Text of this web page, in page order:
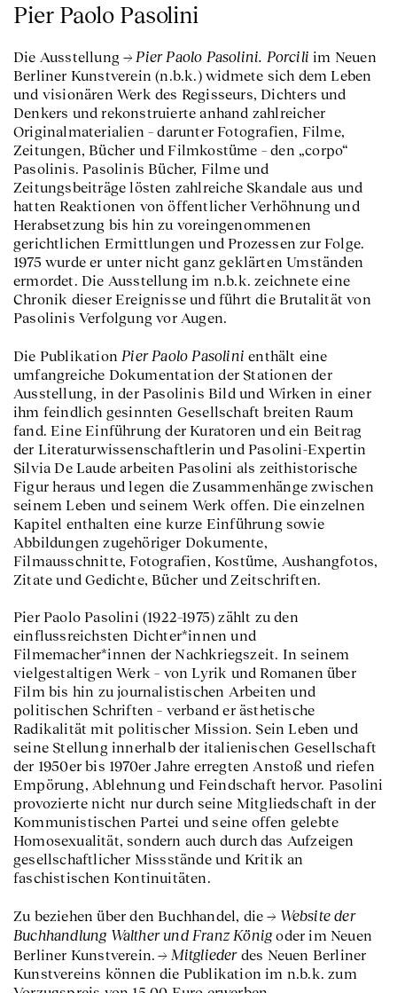
Pier Paolo Pasolini
Die Ausstellung Pier Paolo Pasolini. Porcili im Neuen
Berliner Kunstverein (n.b.k.) widmete sich dem Leben
und visionären Werk des Regisseurs, Dichters und
Denkers und rekonstruierte anhand zahlreicher
Originalmaterialien – darunter Fotografien, Filme,
Zeitungen, Bücher und Filmkostüme – den „corpo“
Pasolinis. Pasolinis Bücher, Filme und
Zeitungsbeiträge lösten zahlreiche Skandale aus und
hatten Reaktionen von öffentlicher Verhöhnung und
Herabsetzung bis hin zu voreingenommenen
gerichtlichen Ermittlungen und Prozessen zur Folge.
1975 wurde er unter nicht ganz geklärten Umständen
ermordet. Die Ausstellung im n.b.k. zeichnete eine
Chronik dieser Ereignisse und führt die Brutalität von
Pasolinis Verfolgung vor Augen.
Die Publikation Pier Paolo Pasolini enthält eine
umfangreiche Dokumentation der Stationen der
Ausstellung, in der Pasolinis Bild und Wirken in einer
ihm feindlich gesinnten Gesellschaft breiten Raum
fand. Eine Einführung der Kuratoren und ein Beitrag
der Literaturwissenschaftlerin und Pasolini-Expertin
Silvia De Laude arbeiten Pasolini als zeithistorische
Figur heraus und legen die Zusammenhänge zwischen
seinem Leben und seinem Werk offen. Die einzelnen
Kapitel enthalten eine kurze Einführung sowie
Abbildungen zugehöriger Dokumente,
Filmausschnitte, Fotografien, Kostüme, Aushangfotos,
Zitate und Gedichte, Bücher und Zeitschriften.
Pier Paolo Pasolini (1922–1975) zählt zu den
einflussreichsten Dichter*innen und
Filmemacher*innen der Nachkriegszeit. In seinem
vielgestaltigen Werk – von Lyrik und Romanen über
Film bis hin zu journalistischen Arbeiten und
politischen Schriften – verband er ästhetische
Radikalität mit politischer Mission. Sein Leben und
seine Stellung innerhalb der italienischen Gesellschaft
der 1950er bis 1970er Jahre erregten Anstoß und riefen
Empörung, Ablehnung und Feindschaft hervor. Pasolini
provozierte nicht nur durch seine Mitgliedschaft in der
Kommunistischen Partei und seine offen gelebte
Homosexualität, sondern auch durch das Aufzeigen
gesellschaftlicher Missstände und Kritik an
faschistischen Kontinuitäten.
Zu beziehen über den Buchhandel, die
Website der
Buchhandlung Walther und Franz Königoder im Neuen
Berliner Kunstverein.
Mitgliederdes Neuen Berliner
Kunstvereins können die Publikation im n.b.k. zum